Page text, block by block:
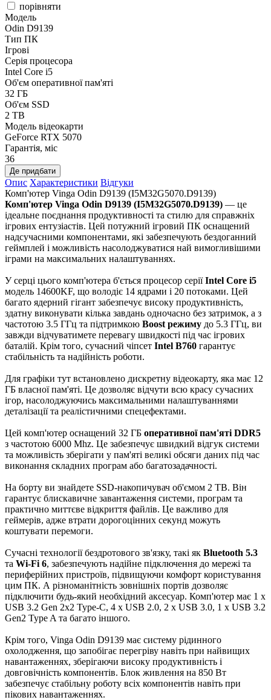
порівняти
Модель
Odin D9139
Тип ПК
Ігрові
Серія процесора
Intel Core i5
Об'єм оперативної пам'яті
32 ГБ
Об'єм SSD
2 TB
Модель відеокарти
GeForce RTX 5070
Гарантія, міс
36
Де придбати
Опис Характеристики Відгуки
Комп'ютер Vinga Odin D9139 (I5M32G5070.D9139)
Комп'ютер Vinga Odin D9139 (I5M32G5070.D9139) — це
ідеальне поєднання продуктивності та стилю для справжніх
ігрових ентузіастів. Цей потужний ігровий ПК оснащений
надсучасними компонентами, які забезпечують бездоганний
геймплей і можливість насолоджуватися най вимогливішими
іграми на максимальних налаштуваннях.
У серці цього комп'ютера б'ється процесор серіїIntel Core i5
модель 14600KF, що володіє 14 ядрами і 20 потоками. Цей
багато ядерний гігант забезпечує високу продуктивність,
здатну виконувати кілька завдань одночасно без затримок, а з
частотою 3.5 ГГц та підтримкою Boost режиму до 5.3 ГГц, ви
завжди відчуватимете перевагу швидкості під час ігрових
баталій. Крім того, сучасний чіпсет Intel B760 гарантує
стабільність та надійність роботи.
Для графіки тут встановлено дискретну відеокарту, яка має 12
ГБ власної пам'яті. Це дозволяє відчути всю красу сучасних
ігор, насолоджуючись максимальними налаштуваннями
деталізації та реалістичними спецефектами.
Цей комп'ютер оснащений 32 ГБ оперативної пам'яті DDR5
з частотою 6000 Mhz. Це забезпечує швидкий відгук системи
та можливість зберігати у пам'яті великі обсяги даних під час
виконання складних програм або багатозадачності.
На борту ви знайдете SSD-накопичувач об'ємом 2 TB. Він
гарантує блискавичне завантаження системи, програм та
практично миттєве відкриття файлів. Це важливо для
геймерів, адже втрати дорогоцінних секунд можуть
коштувати перемоги.
Сучасні технології бездротового зв'язку, такі як Bluetooth 5.3
та Wi-Fi 6, забезпечують надійне підключення до мережі та
периферійних пристроїв, підвищуючи комфорт користування
цим ПК. А різноманітність зовнішніх портів дозволяє
підключити будь-який необхідний аксесуар. Комп'ютер має 1 x
USB 3.2 Gen 2x2 Type-C, 4 x USB 2.0, 2 x USB 3.0, 1 x USB 3.2
Gen2 Type A та багато іншого.
Крім того, Vinga Odin D9139 має систему рідинного
охолодження, що запобігає перегріву навіть при найвищих
навантаженнях, зберігаючи високу продуктивність і
довговічність компонентів. Блок живлення на 850 Вт
забезпечує стабільну роботу всіх компонентів навіть при
пікових навантаженнях.